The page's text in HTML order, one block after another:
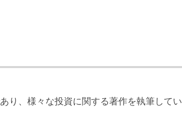
り、様々な投資に関する著作を執筆してい